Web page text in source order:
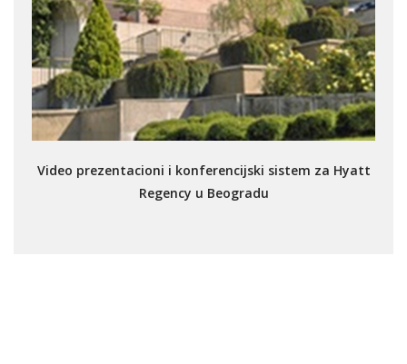
Video prezentacioni i konferencijski sistem za Hyatt
Regency u Beogradu